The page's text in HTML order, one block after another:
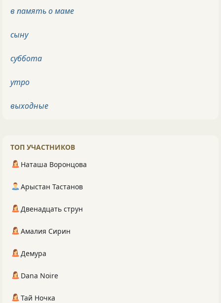
в память о маме
сыну
суббота
утро
выходные
ТОП УЧАСТНИКОВ
Наташа Воронцова
Арыстан Тастанов
Двенадцать струн
Амалия Сирин
Демура
Dana Noire
Тай Ночка